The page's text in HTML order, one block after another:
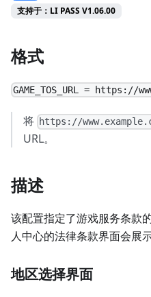
支持于：LI PASS V1.06.00
格式
GAME_TOS_URL = https://
将 https://
URL。
描述
该配置指定了游戏服务条款
人中心的法律条款界面会展示
地区选择界面